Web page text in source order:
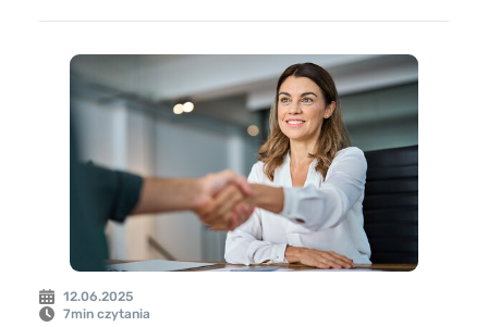
12.06.2025
7min czytania